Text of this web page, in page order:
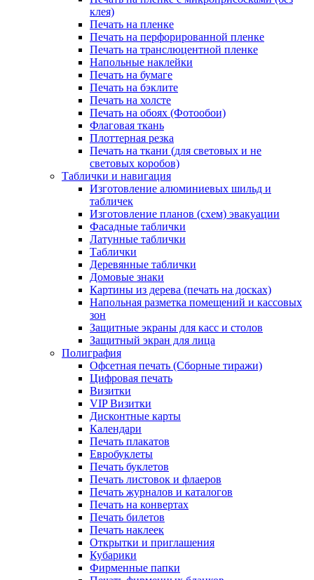
клея)
Печать на пленке
Печать на перфорированной пленке
Печать на транслюцентной пленке
Напольные наклейки
Печать на бумаге
Печать на бэклите
Печать на холсте
Печать на обоях (Фотообои)
Флаговая ткань
Плоттерная резка
Печать на ткани (для световых и не
световых коробов)
Таблички и навигация
Изготовление алюминиевых шильд и
табличек
Изготовление планов (схем) эвакуации
Фасадные таблички
Латунные таблички
Таблички
Деревянные таблички
Домовые знаки
Картины из дерева (печать на досках)
Напольная разметка помещений и кассовых
зон
Защитные экраны для касс и столов
Защитный экран для лица
Полиграфия
Офсетная печать (Сборные тиражи)
Цифровая печать
Визитки
VIP Визитки
Дисконтные карты
Календари
Печать плакатов
Евробуклеты
Печать буклетов
Печать листовок и флаеров
Печать журналов и каталогов
Печать на конвертах
Печать билетов
Печать наклеек
Открытки и приглашения
Кубарики
Фирменные папки